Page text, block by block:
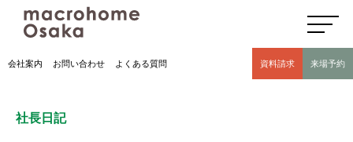
高気密高断熱住宅のマクロホーム大阪の社長日記(豊中市 モデルハウス有)
会社案内 お問い合わせ よくある質問 資料請求 来場予約
社長日記